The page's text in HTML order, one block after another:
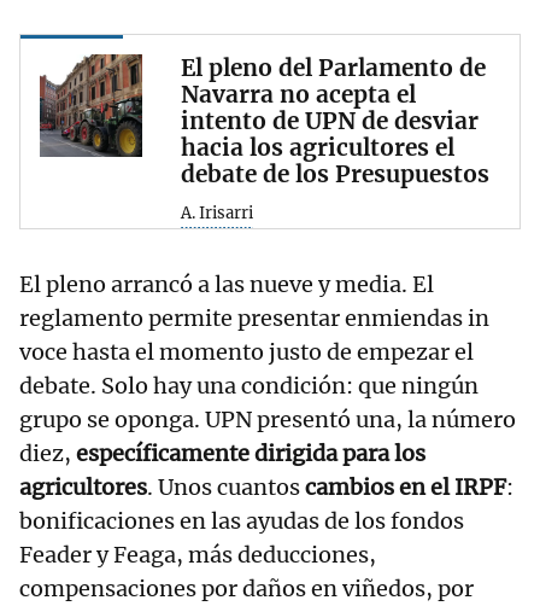
El pleno del Parlamento de
Navarra no acepta el
intento de UPN de desviar
hacia los agricultores el
debate de los Presupuestos
A. Irisarri
El pleno arrancó a las nueve y media. El
reglamento permite presentar enmiendas in
voce hasta el momento justo de empezar el
debate. Solo hay una condición: que ningún
grupo se oponga. UPN presentó una, la número
diez, específicamente dirigida para los
agricultores. Unos cuantoscambios en el IRPF:
bonificaciones en las ayudas de los fondos
Feader y Feaga, más deducciones,
compensaciones por daños en viñedos, por